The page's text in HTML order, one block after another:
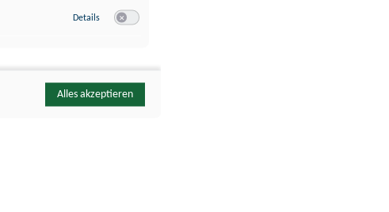
Details zu YouTube
Alles akzeptieren